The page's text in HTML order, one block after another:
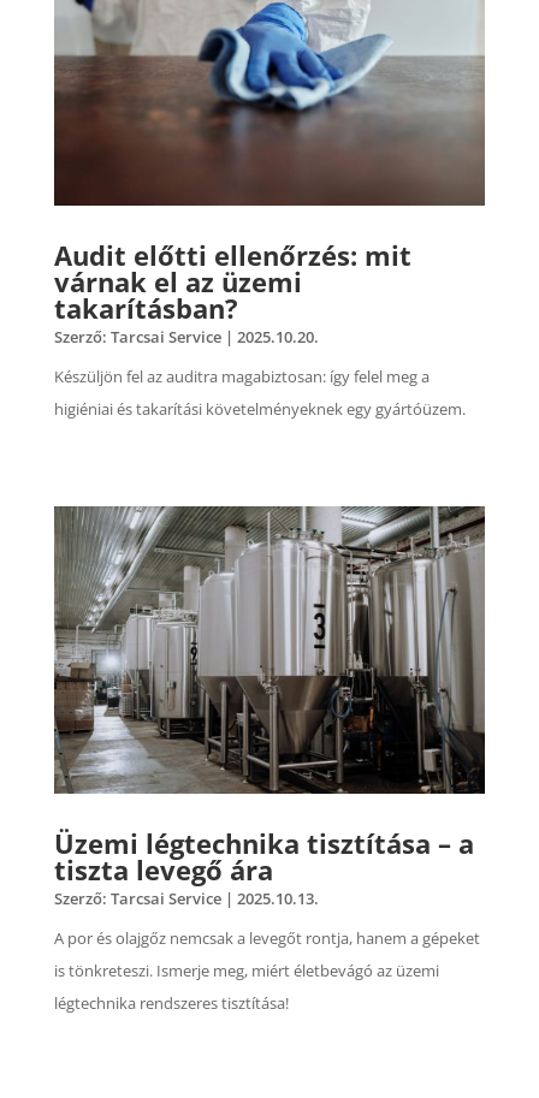
Audit előtti ellenőrzés: mit
várnak el az üzemi
takarításban?
Szerző: Tarcsai Service| 2025.10.20.
Készüljön fel az auditra magabiztosan: így felel meg a
higiéniai és takarítási követelményeknek egy gyártóüzem.
Üzemi légtechnika tisztítása – a
tiszta levegő ára
Szerző: Tarcsai Service| 2025.10.13.
A por és olajgőz nemcsak a levegőt rontja, hanem a gépeket
is tönkreteszi. Ismerje meg, miért életbevágó az üzemi
légtechnika rendszeres tisztítása!